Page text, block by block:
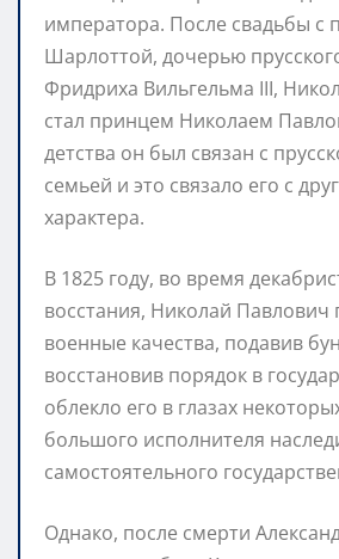
императора. После свадьбы с
Шарлоттой, дочерью
Фридриха Вильгельма III,
стал принцем Николаем
детства он был связан с
семьей и это связало его с
характера.
В 1825 году, во время
восстания, Николай Павлович
военные качества, подавив
восстановив порядок в
облекло его в глазах
большого исполнителя
самостоятельного
Однако, после смерти